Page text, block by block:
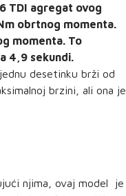
TDI agregat ovog
obrtnog momenta.
momenta. To
4,9 sekundi.
desetinku brži od
brzini, ali ona je
njima, ovaj model je